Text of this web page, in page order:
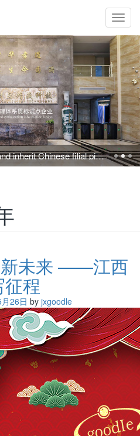
Pursue the perfection of life and inherit Chinese filial piety!
新未来 ——江西
程
26日 by jxgoodle